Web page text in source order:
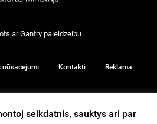
arGantry paleidzeibu
nūsacejumi Kontakti Reklama
seikdatnis, sauktys ari par